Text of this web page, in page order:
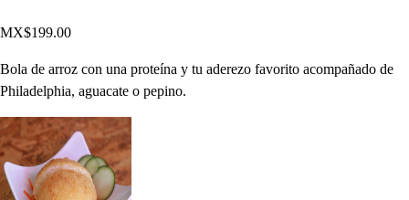
MX$199.00
Bola de arroz con una proteína y tu aderezo favorito acompañado de
Philadelphia, aguacate o pepino.